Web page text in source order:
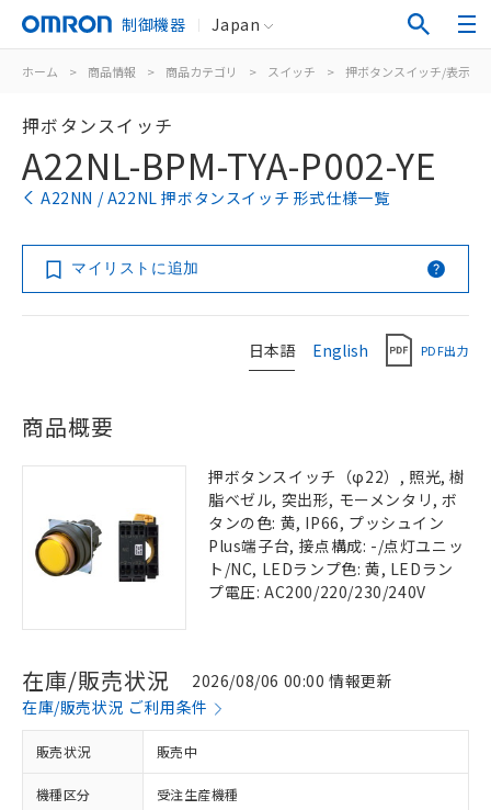
制御機器 Japan
ホーム > 商品情報 > 商品カテゴリ > スイッチ > 押ボタンスイッチ/表示灯
押ボタンスイッチ
A22NL-BPM-TYA-P002-YE
A22NN / A22NL 押ボタンスイッチ 形式仕様一覧
マイリストに追加
日本語 English PDF出力
商品概要
押ボタンスイッチ（φ22）, 照光, 樹
脂ベゼル, 突出形, モーメンタリ, ボ
タンの色: 黄, IP66, プッシュイン
Plus端子台, 接点構成: -/点灯ユニッ
ト/NC, LEDランプ色: 黄, LEDラン
プ電圧: AC200/220/230/240V
在庫/販売状況
2026/08/06 00:00 情報更新
在庫/販売状況 ご利用条件
販売状況 販売中
機種区分 受注生産機種